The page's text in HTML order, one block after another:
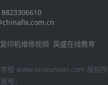
复印机维修视频 英盛在线教育
校 www.xinxunwei.com 版权所
号：